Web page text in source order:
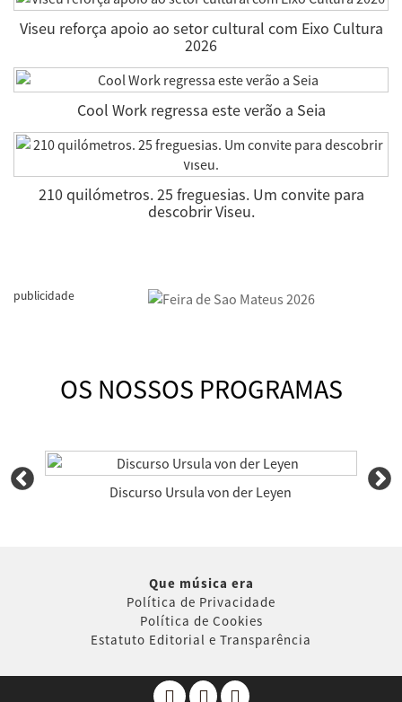
Viseu reforça apoio ao setor cultural com Eixo Cultura
2026
Cool Work regressa este verão a Seia
210 quilómetros. 25 freguesias. Um convite para
descobrir Viseu.
publicidade
OS NOSSOS PROGRAMAS
Discurso Ursula von der Leyen
Que música era
Política de Privacidade
Política de Cookies
Estatuto Editorial e Transparência